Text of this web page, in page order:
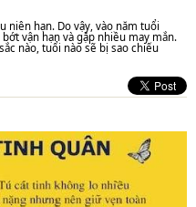
niên hạn. Do vậy, vào năm tuổi
vận hạn và gặp nhiều may mắn.
nào, tuổi nào sẽ bị sao chiếu